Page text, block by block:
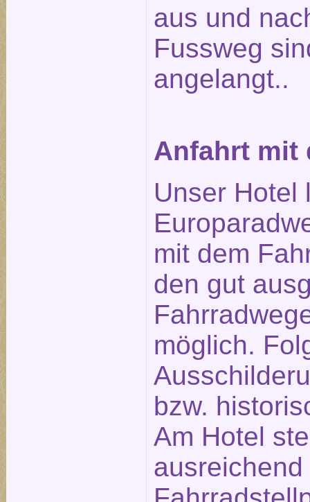
aus und
Fussweg
angelangt..
Anfahrt mit
Unser Hotel
mit dem
den gut
möglich.
bzw.
Am Hotel